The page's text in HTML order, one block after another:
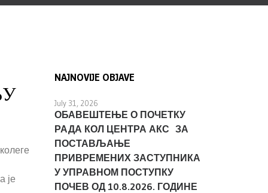
је
NAJNOVIJE OBJAVE
July 31, 2026
ОБАВЕШТЕЊЕ О ПОЧЕТКУ
РАДА КОЛ ЦЕНТРА АКС ЗА
ПОСТАВЉАЊЕ
ПРИВРЕМЕНИХ ЗАСТУПНИКА
У УПРАВНОМ ПОСТУПКУ
ПОЧЕВ ОД 10.8.2026. ГОДИНЕ